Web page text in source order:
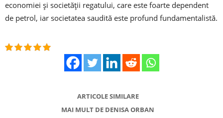
economiei și societății regatului, care este foarte dependent
de petrol, iar societatea saudită este profund fundamentalistă.
ARTICOLE SIMILARE
MAI MULT DE DENISA ORBAN